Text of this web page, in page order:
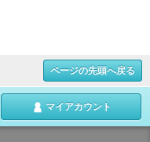
ページの先頭へ戻る
マイアカウント